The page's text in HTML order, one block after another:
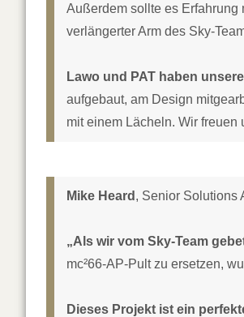
Außerdem sollte es Erfahrung
verlängerter Arm des Sky-
Lawo und PAT haben
aufgebaut, am Design
mit einem Lächeln. Wir freuen
Mike Heard , Senior Solutions
„Als wir vom Sky-Team
mc²66-AP-Pult zu ersetzen,
Dieses Projekt ist ein